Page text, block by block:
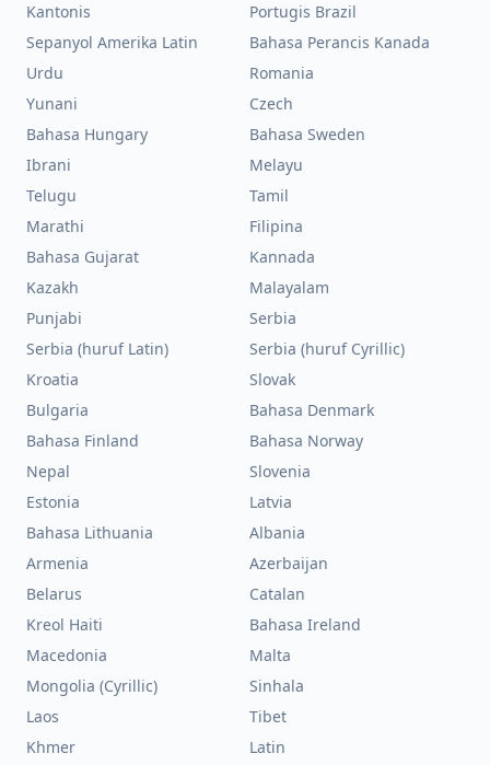
Kantonis
Portugis Brazil
Sepanyol Amerika Latin
Bahasa Perancis Kanada
Urdu
Romania
Yunani
Czech
Bahasa Hungary
Bahasa Sweden
Ibrani
Melayu
Telugu
Tamil
Marathi
Filipina
Bahasa Gujarat
Kannada
Kazakh
Malayalam
Punjabi
Serbia
Serbia (huruf Latin)
Serbia (huruf Cyrillic)
Kroatia
Slovak
Bulgaria
Bahasa Denmark
Bahasa Finland
Bahasa Norway
Nepal
Slovenia
Estonia
Latvia
Bahasa Lithuania
Albania
Armenia
Azerbaijan
Belarus
Catalan
Kreol Haiti
Bahasa Ireland
Macedonia
Malta
Mongolia (Cyrillic)
Sinhala
Laos
Tibet
Khmer
Latin